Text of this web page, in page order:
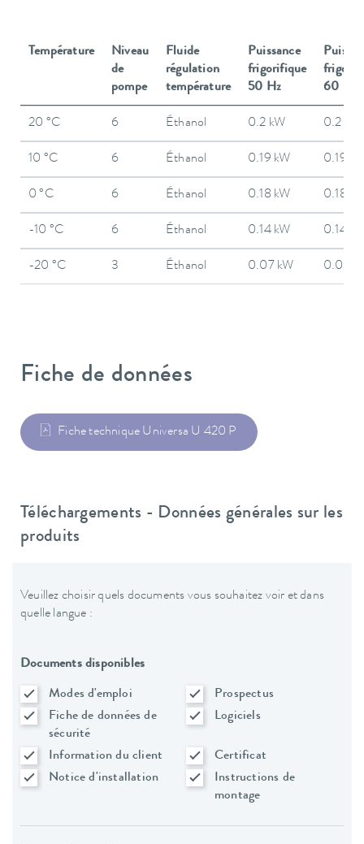
Température
Niveau
de
pompe
Fluide
régulation
température
Puissance
frigorifique
50 Hz
60 Hz
20 °C 6 Éthanol 0.2 kW 0.2 kW
10 °C 6 Éthanol 0.19 kW 0.19
0 °C 6 Éthanol 0.18 kW 0.18
-10 °C 6 Éthanol 0.14 kW 0.14
-20 °C 3 Éthanol 0.07 kW 0.07
Fiche de données
Fiche technique Universa U 420 P
Téléchargements - Données générales sur les
produits
Veuillez choisir quels documents vous souhaitez voir et dans
quelle langue :
Documents disponibles
Modes d'emploi
Prospectus
Fiche de données de
sécurité
Logiciels
Information du client
Certificat
Notice d'installation
Instructions de
montage